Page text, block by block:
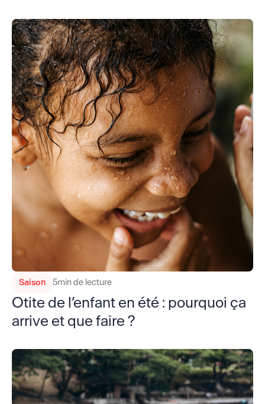
Saison 5min de lecture
Otite de l’enfant en été : pourquoi ça
arrive et que faire ?